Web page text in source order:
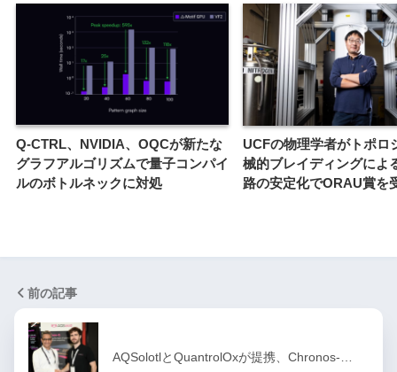
Q-CTRL、NVIDIA、OQCが新たな
グラフアルゴリズムで量子コンパイ
ルのボトルネックに対処
UCFの物理学者がトポロ
械的ブレイディングによ
路の安定化でORAU賞を
前の記事
AQSolotlとQuantrolOxが提携、Chronos-…